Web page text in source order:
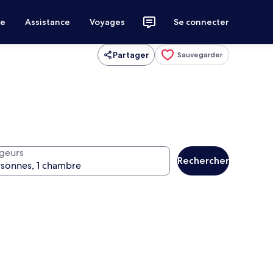
Assistance Voyages Se connecter
Partager Sauvegarder
Rechercher